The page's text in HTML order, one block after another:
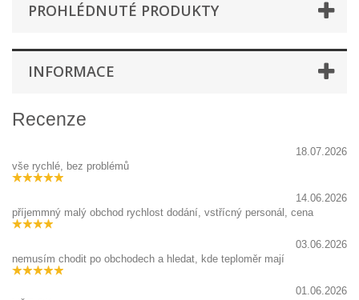
PROHLÉDNUTÉ PRODUKTY
INFORMACE
Recenze
18.07.2026
vše rychlé, bez problémů
14.06.2026
příjemmný malý obchod rychlost dodání, vstřícný personál, cena
03.06.2026
nemusím chodit po obchodech a hledat, kde teploměr mají
01.06.2026